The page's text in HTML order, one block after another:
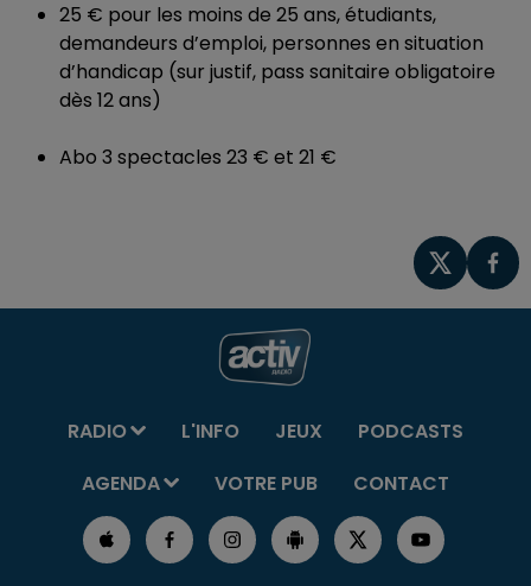
25 € pour les moins de 25 ans, étudiants,
demandeurs d’emploi, personnes en situation
d’handicap (sur justif, pass sanitaire obligatoire
dès 12 ans)
Abo 3 spectacles 23 € et 21 €
RADIO L'INFO JEUX
PODCASTS
AGENDA
VOTRE PUB CONTACT